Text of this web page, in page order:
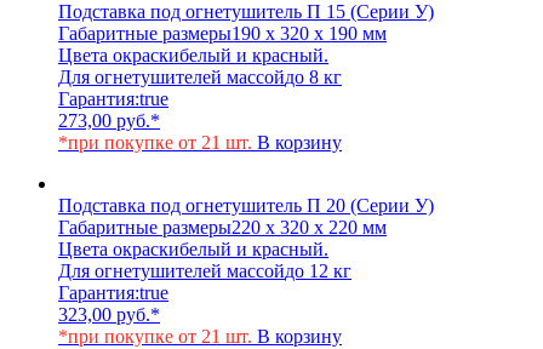
Подставка под огнетушитель П 15 (Серии У)
Габаритные размеры190 х 320 х 190 мм
Цвета окраскибелый и красный.
Для огнетушителей массойдо 8 кг
Гарантия:true
273,00 руб.*
*при покупке от 21 шт. В корзину
Подставка под огнетушитель П 20 (Серии У)
Габаритные размеры220 х 320 х 220 мм
Цвета окраскибелый и красный.
Для огнетушителей массойдо 12 кг
Гарантия:true
323,00 руб.*
*при покупке от 21 шт. В корзину